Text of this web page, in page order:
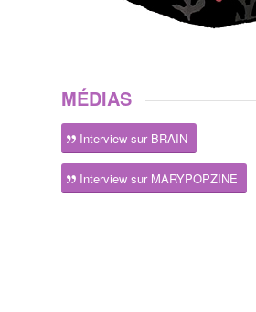
MÉDIAS
Interview sur BRAIN
Interview sur MARYPOPZINE